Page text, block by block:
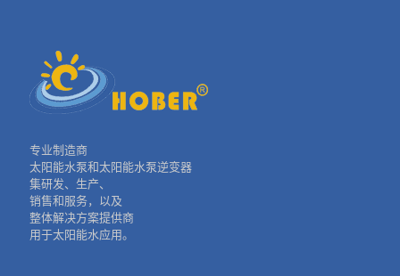
专业制造商
太阳能水泵和太阳能水泵逆变器
集研发、生产、
销售和服务，以及
整体解决方案提供商
用于太阳能水应用。